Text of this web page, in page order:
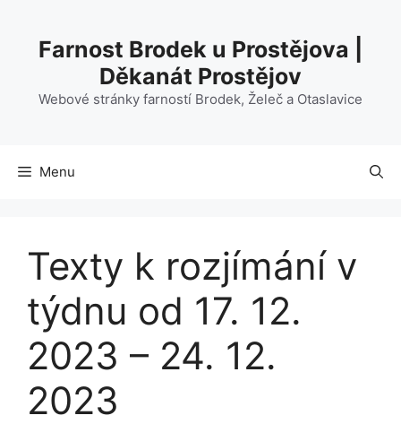
obsahFarnost Brodek u Prostějova |
Děkanát Prostějov
Webové stránky farností Brodek, Želeč a Otaslavice
Menu
Texty k rozjímání v
týdnu od 17. 12.
2023 – 24. 12.
2023